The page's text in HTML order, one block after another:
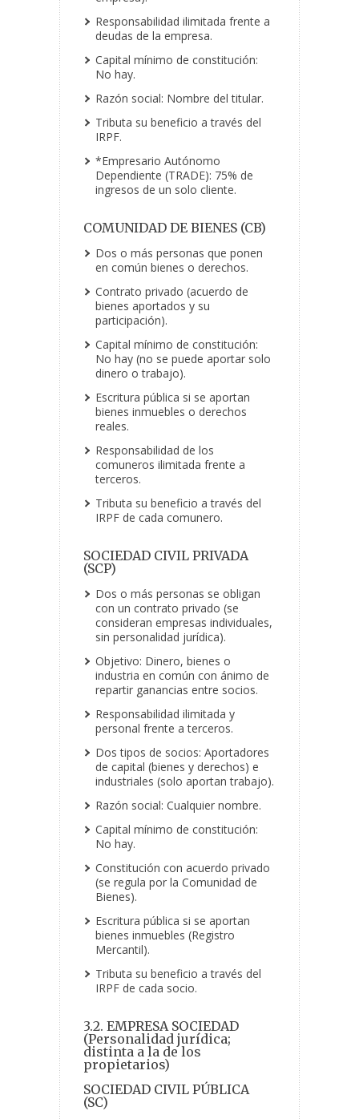
Responsabilidad ilimitada frente a
deudas de la empresa.
Capital mínimo de constitución:
No hay.
Razón social: Nombre del titular.
Tributa su beneficio a través del
IRPF.
*Empresario Autónomo
Dependiente (TRADE): 75% de
ingresos de un solo cliente.
COMUNIDAD DE BIENES (CB)
Dos o más personas que ponen
en común bienes o derechos.
Contrato privado (acuerdo de
bienes aportados y su
participación).
Capital mínimo de constitución:
No hay (no se puede aportar solo
dinero o trabajo).
Escritura pública si se aportan
bienes inmuebles o derechos
reales.
Responsabilidad de los
comuneros ilimitada frente a
terceros.
Tributa su beneficio a través del
IRPF de cada comunero.
SOCIEDAD CIVIL PRIVADA
(SCP)
Dos o más personas se obligan
con un contrato privado (se
consideran empresas individuales,
sin personalidad jurídica).
Objetivo: Dinero, bienes o
industria en común con ánimo de
repartir ganancias entre socios.
Responsabilidad ilimitada y
personal frente a terceros.
Dos tipos de socios: Aportadores
de capital (bienes y derechos) e
industriales (solo aportan trabajo).
Razón social: Cualquier nombre.
Capital mínimo de constitución:
No hay.
Constitución con acuerdo privado
(se regula por la Comunidad de
Bienes).
Escritura pública si se aportan
bienes inmuebles (Registro
Mercantil).
Tributa su beneficio a través del
IRPF de cada socio.
3.2. EMPRESA SOCIEDAD
(Personalidad jurídica;
distinta a la de los
propietarios)
SOCIEDAD CIVIL PÚBLICA
(SC)